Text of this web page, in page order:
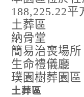
188,225.22平
土葬區
納骨堂
簡易治喪場
生命禮儀廳
璞園樹葬園區
土葬區